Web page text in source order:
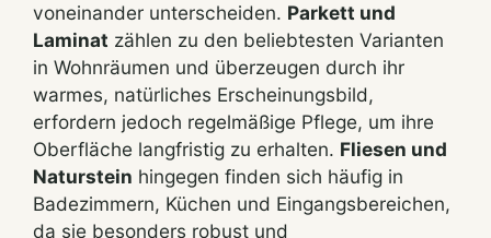
voneinander unterscheiden. Parkett und
Laminat zählen zu den beliebtesten Varianten
in Wohnräumen und überzeugen durch ihr
warmes, natürliches Erscheinungsbild,
erfordern jedoch regelmäßige Pflege, um ihre
Oberfläche langfristig zu erhalten. Fliesen und
Naturstein hingegen finden sich häufig in
Badezimmern, Küchen und Eingangsbereichen,
da sie besonders robust und